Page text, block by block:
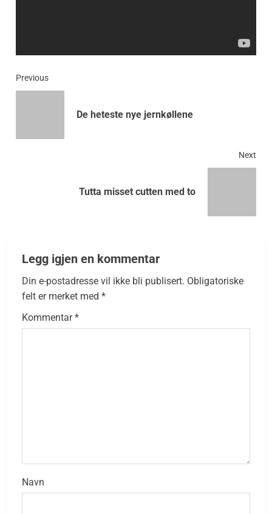
Previous
De heteste nye jernkøllene
Next
Tutta misset cutten med to
Legg igjen en kommentar
Din e-postadresse vil ikke bli publisert. Obligatoriske
felt er merket med *
Kommentar*
Navn